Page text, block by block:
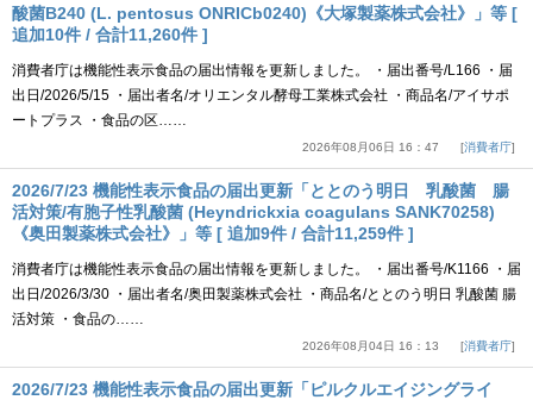
酸菌B240 (L. pentosus ONRICb0240)《大塚製薬株式会社》」等 [
追加10件 / 合計11,260件 ]
消費者庁は機能性表示食品の届出情報を更新しました。 ・届出番号/L166 ・届
出日/2026/5/15 ・届出者名/オリエンタル酵母工業株式会社 ・商品名/アイサポ
ートプラス ・食品の区……
2026年08月06日 16：47 消費者庁
2026/7/23 機能性表示食品の届出更新「ととのう明日 乳酸菌 腸
活対策/有胞子性乳酸菌 (Heyndrickxia coagulans SANK70258)
《奥田製薬株式会社》」等 [ 追加9件 / 合計11,259件 ]
消費者庁は機能性表示食品の届出情報を更新しました。 ・届出番号/K1166 ・届
出日/2026/3/30 ・届出者名/奥田製薬株式会社 ・商品名/ととのう明日 乳酸菌 腸
活対策 ・食品の……
2026年08月04日 16：13 消費者庁
2026/7/23 機能性表示食品の届出更新「ピルクルエイジングライ